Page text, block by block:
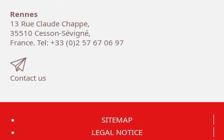
Rennes
13 Rue Claude Chappe,
35510 Cesson-Sévigné,
France. Tel: +33 (0)2 57 67 06 97
Contact us
SITEMAP
LEGAL NOTICE